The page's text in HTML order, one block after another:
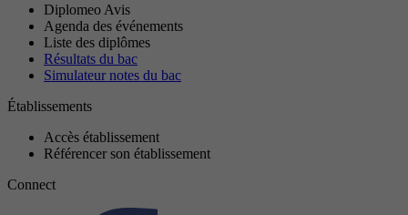
Diplomeo Avis
Agenda des événements
Liste des diplômes
Résultats du bac
Simulateur notes du bac
Établissements
Accès établissement
Référencer son établissement
Connect